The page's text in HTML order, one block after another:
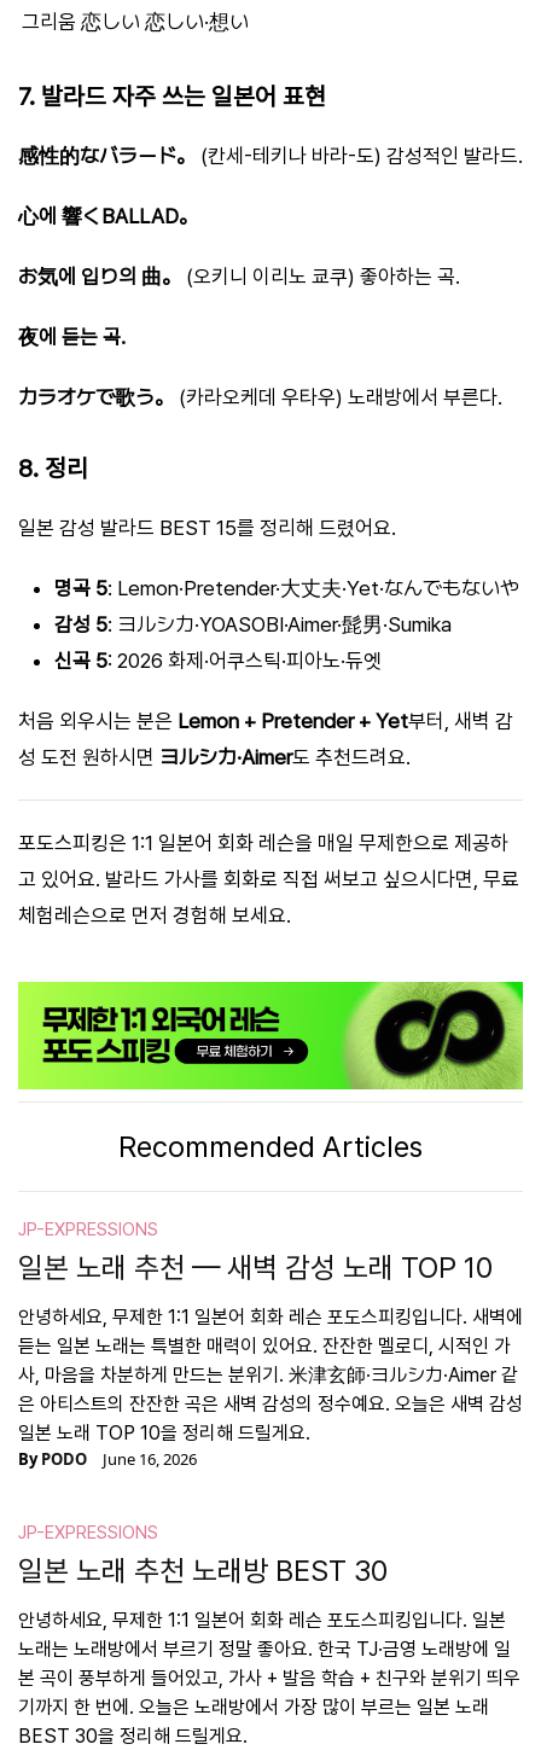
그리움 恋しい 恋しい·想い
7. 발라드 자주 쓰는 일본어 표현
感性的なバラード。 (칸세-테키나 바라-도) 감성적인 발라드.
心에 響くBALLAD。
お気에 입り의 曲。 (오키니 이리노 쿄쿠) 좋아하는 곡.
夜에 듣는 곡.
カラオケで歌う。 (카라오케데 우타우) 노래방에서 부른다.
8. 정리
일본 감성 발라드 BEST 15를 정리해 드렸어요.
명곡 5: Lemon·Pretender·大丈夫·Yet·なんでもないや
감성 5: ヨルシカ·YOASOBI·Aimer·髭男·Sumika
신곡 5: 2026 화제·어쿠스틱·피아노·듀엣
처음 외우시는 분은 Lemon + Pretender + Yet부터, 새벽 감
성 도전 원하시면 ヨルシカ·Aimer도 추천드려요.
포도스피킹은 1:1 일본어 회화 레슨을 매일 무제한으로 제공하
고 있어요. 발라드 가사를 회화로 직접 써보고 싶으시다면, 무료
체험레슨으로 먼저 경험해 보세요.
Recommended Articles
JP-EXPRESSIONS
일본 노래 추천 — 새벽 감성 노래 TOP 10
안녕하세요, 무제한 1:1 일본어 회화 레슨 포도스피킹입니다. 새벽에
듣는 일본 노래는 특별한 매력이 있어요. 잔잔한 멜로디, 시적인 가
사, 마음을 차분하게 만드는 분위기. 米津玄師·ヨルシカ·Aimer 같
은 아티스트의 잔잔한 곡은 새벽 감성의 정수예요. 오늘은 새벽 감성
일본 노래 TOP 10을 정리해 드릴게요.
ByPODO June 16, 2026
JP-EXPRESSIONS
일본 노래 추천 노래방 BEST 30
안녕하세요, 무제한 1:1 일본어 회화 레슨 포도스피킹입니다. 일본
노래는 노래방에서 부르기 정말 좋아요. 한국 TJ·금영 노래방에 일
본 곡이 풍부하게 들어있고, 가사 + 발음 학습 + 친구와 분위기 띄우
기까지 한 번에. 오늘은 노래방에서 가장 많이 부르는 일본 노래
BEST 30을 정리해 드릴게요.